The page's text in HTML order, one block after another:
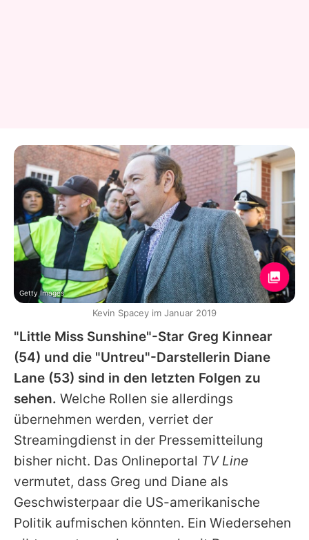
"Little Miss Sunshine"-Star Greg Kinnear
(54) und die "Untreu"-Darstellerin Diane
Lane (53) sind in den letzten Folgen zu
sehen. Welche Rollen sie allerdings
übernehmen werden, verriet der
Streamingdienst in der Pressemitteilung
bisher nicht. Das Onlineportal TV Line
vermutet, dass Greg und Diane als
Geschwisterpaar die US-amerikanische
Politik aufmischen könnten. Ein Wiedersehen
Getty Images
Kevin Spacey im Januar 2019